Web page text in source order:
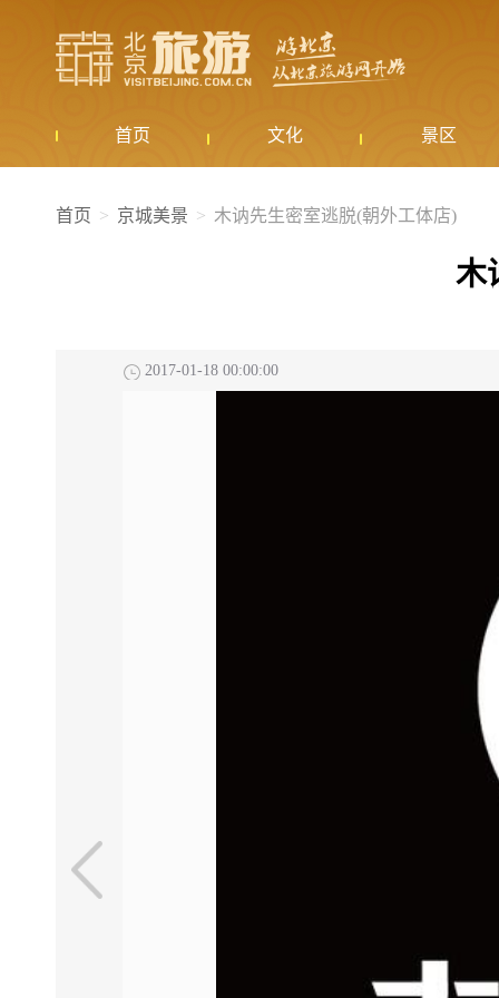
首页 文化 景区
首页 京城美景 木讷先生密室逃脱(朝外工体店)
木
2017-01-18 00:00:00